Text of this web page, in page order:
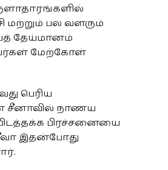
மற்றும் பல வளரும்
தேய்மானம்
மேற்கோள்
பெரிய
சீனாவில் நாணய
பிரச்சனையை
இதன்போது